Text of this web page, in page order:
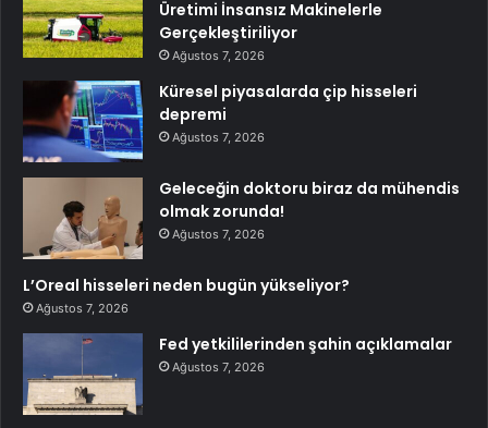
Üretimi İnsansız Makinelerle
Gerçekleştiriliyor
Ağustos 7, 2026
Küresel piyasalarda çip hisseleri
depremi
Ağustos 7, 2026
Geleceğin doktoru biraz da mühendis
olmak zorunda!
Ağustos 7, 2026
L’Oreal hisseleri neden bugün yükseliyor?
Ağustos 7, 2026
Fed yetkililerinden şahin açıklamalar
Ağustos 7, 2026